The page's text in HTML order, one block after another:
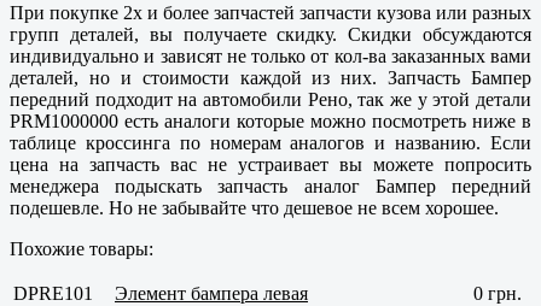
При покупке 2х и более запчастей запчасти кузова или разных
групп деталей, вы получаете скидку. Скидки обсуждаются
индивидуально и зависят не только от кол-ва заказанных вами
деталей, но и стоимости каждой из них. Запчасть Бампер
передний подходит на автомобили Рено, так же у этой детали
PRM1000000 есть аналоги которые можно посмотреть ниже в
таблице кроссинга по номерам аналогов и названию. Если
цена на запчасть вас не устраивает вы можете попросить
менеджера подыскать запчасть аналог Бампер передний
подешевле. Но не забывайте что дешевое не всем хорошее.
Похожие товары:
DPRE101 Элемент бампера левая
0 грн.